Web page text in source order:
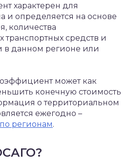
характерен для
и определяется на основе
количества
транспортных средств и
в данном регионе или
может как
конечную стоимость
о территориальном
ежегодно –
регионам.